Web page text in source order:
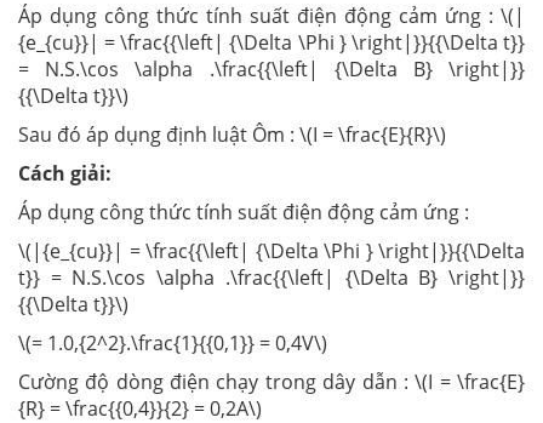
Áp dụng công thức tính suất điện động cảm ứng : \(|
{e_{cu}}| = \frac{{\left| {\Delta \Phi } \right|}}{{\Delta t}}
= N.S.\cos \alpha .\frac{{\left| {\Delta B} \right|}}
{{\Delta t}}\)
Sau đó áp dụng định luật Ôm : \(I = \frac{E}{R}\)
Cách giải:
Áp dụng công thức tính suất điện động cảm ứng :
\(|{e_{cu}}| = \frac{{\left| {\Delta \Phi } \right|}}{{\Delta
t}} = N.S.\cos \alpha .\frac{{\left| {\Delta B} \right|}}
{{\Delta t}}\)
\(= 1.0,{2^2}.\frac{1}{{0,1}} = 0,4V\)
Cường độ dòng điện chạy trong dây dẫn : \(I = \frac{E}
{R} = \frac{{0,4}}{2} = 0,2A\)